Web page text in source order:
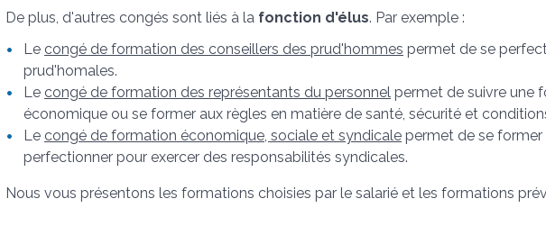
De plus, d'autres congés sont liés à la fonction d'élus. Par exemple :
Le congé de formation des conseillers des prud'hommes permet de se
prud'homales.
Le congé de formation des représentants du personnel permet de suivre une
économique ou se former aux règles en matière de santé, sécurité et
Le congé de formation économique, sociale et syndicale permet de se former
perfectionner pour exercer des responsabilités syndicales.
Nous vous présentons les formations choisies par le salarié et les formations